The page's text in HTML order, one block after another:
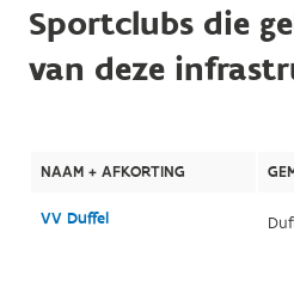
Sportclubs die
van deze
NAAM + AFKORTING
VV Duffel